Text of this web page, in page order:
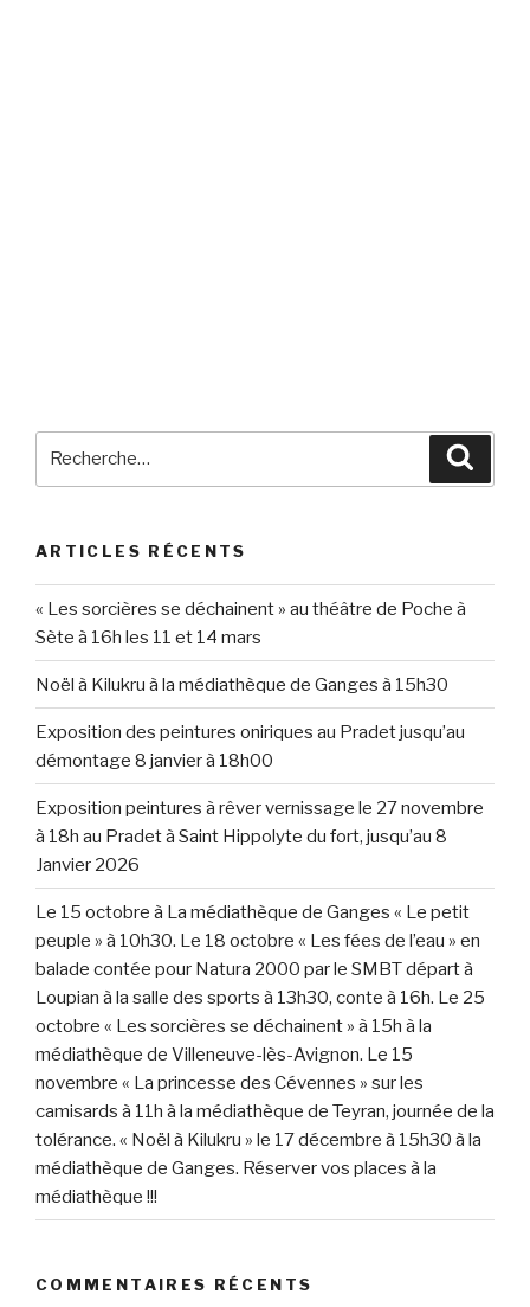
ARTICLES RÉCENTS
« Les sorcières se déchainent » au théâtre de Poche à
Sète à 16h les 11 et 14 mars
Noël à Kilukru à la médiathèque de Ganges à 15h30
Exposition des peintures oniriques au Pradet jusqu’au
démontage 8 janvier à 18h00
Exposition peintures à rêver vernissage le 27 novembre
à 18h au Pradet à Saint Hippolyte du fort, jusqu’au 8
Janvier 2026
Le 15 octobre à La médiathèque de Ganges « Le petit
peuple » à 10h30. Le 18 octobre « Les fées de l’eau » en
balade contée pour Natura 2000 par le SMBT départ à
Loupian à la salle des sports à 13h30, conte à 16h. Le 25
octobre « Les sorcières se déchainent » à 15h à la
médiathèque de Villeneuve-lès-Avignon. Le 15
novembre « La princesse des Cévennes » sur les
camisards à 11h à la médiathèque de Teyran, journée de la
tolérance. « Noël à Kilukru » le 17 décembre à 15h30 à la
médiathèque de Ganges. Réserver vos places à la
médiathèque !!!
COMMENTAIRES RÉCENTS